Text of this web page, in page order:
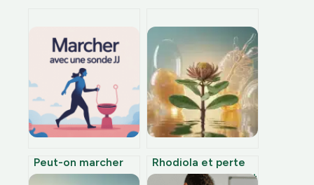
Peut-on marcher
avec une sonde jj
Rhodiola et perte
de poids : comment